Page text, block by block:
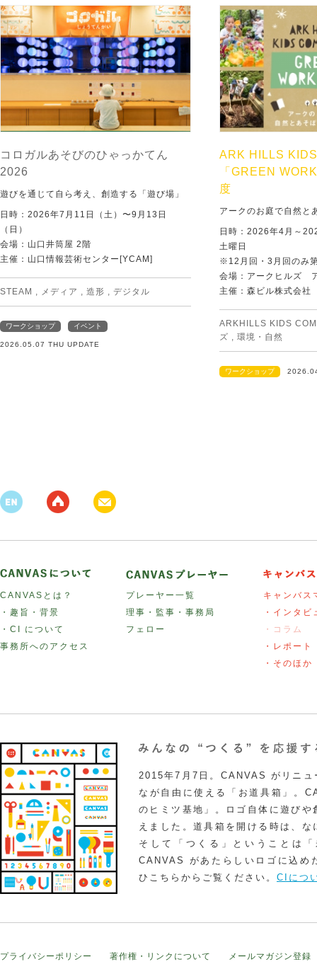
コロガルあそびのひゃっかてん
2026
遊びを通じて自ら考え、創造する「遊び場」
日時：2026年7月11日（土）〜9月13日
（日）
会場：山口井筒屋 2階
主催：山口情報芸術センター[YCAM]
STEAM メディア 造形 デジタル
ワークショップ イベント
2026.05.07 THU UPDATE
ARK HILLS
「GREEN
度
アークのお庭で自然と
日時：2026年4月～
土曜日
※12月回・3月回のみ
会場：アークヒルズ
主催：森ビル株式会社
ARKHILLS KIDS
ズ
環境・自然
ワークショップ
CANVASとは？
・趣旨・背景
・CI について
事務所へのアクセス
プレーヤー一覧
理事・監事・事務局
フェロー
キャンバス
・インタビ
・コラム
・レポート
・そのほか
2015年7月7日。CANVAS がリニュ
なが自由に使える「お道具箱」。
のヒミツ基地」。ロゴ自体に遊び
えました。道具箱を開ける時は、
そして「つくる」ということは
CANVAS があたらしいロゴに込め
ひこちらからご覧ください。 CIにつ
プライバシーポリシー 著作権・リンクについて メールマガジン登録